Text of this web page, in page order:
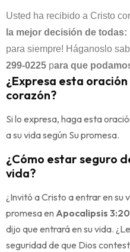
Usted ha recibido a Cristo
la mejor decisión de todas:
para siempre! Háganoslo
299-0225 para que
¿Expresa esta
corazón?
Si lo expresa, haga esta
a su vida según Su promesa.
¿Cómo estar seguro
vida?
¿Invitó a Cristo a entrar en su
promesa en Apocalipsis 3:20
dijo que entrará en su vida.
seguridad de que Dios